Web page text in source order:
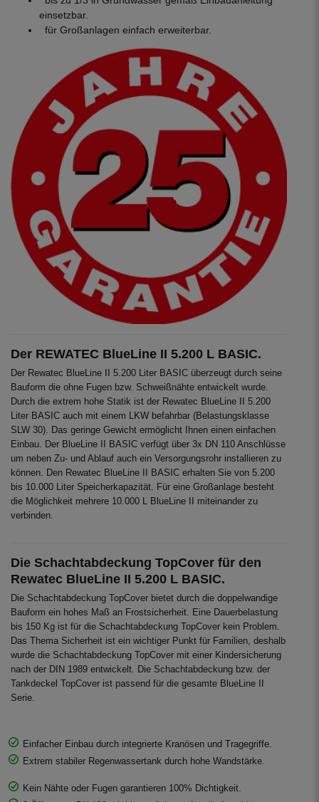
einsetzbar.
für Großanlagen einfach erweiterbar.
Der REWATEC BlueLine II 5.200 L BASIC.
Der Rewatec BlueLine II 5.200 Liter BASIC überzeugt durch seine
Bauform die ohne Fugen bzw. Schweißnähte entwickelt wurde.
Durch die extrem hohe Statik ist der Rewatec BlueLine II 5.200
Liter BASIC auch mit einem LKW befahrbar (Belastungsklasse
SLW 30). Das geringe Gewicht ermöglicht Ihnen einen einfachen
Einbau. Der BlueLine II BASIC verfügt über 3x DN 110 Anschlüsse
um neben Zu- und Ablauf auch ein Versorgungsrohr installieren zu
können. Den Rewatec BlueLine II BASIC erhalten Sie von 5.200
bis 10.000 Liter Speicherkapazität. Für eine Großanlage besteht
die Möglichkeit mehrere 10.000 L BlueLine II miteinander zu
verbinden.
Die Schachtabdeckung TopCover für den
Rewatec BlueLine II 5.200 L BASIC.
Die Schachtabdeckung TopCover bietet durch die doppelwandige
Bauform ein hohes Maß an Frostsicherheit. Eine Dauerbelastung
bis 150 Kg ist für die Schachtabdeckung TopCover kein Problem.
Das Thema Sicherheit ist ein wichtiger Punkt für Familien, deshalb
wurde die Schachtabdeckung TopCover mit einer Kindersicherung
nach der DIN 1989 entwickelt. Die Schachtabdeckung bzw. der
Tankdeckel TopCover ist passend für die gesamte BlueLine II
Serie.
Einfacher Einbau durch integrierte Kranösen und Tragegriffe.
Extrem stabiler Regenwassertank durch hohe Wandstärke.
Kein Nähte oder Fugen garantieren 100% Dichtigkeit.